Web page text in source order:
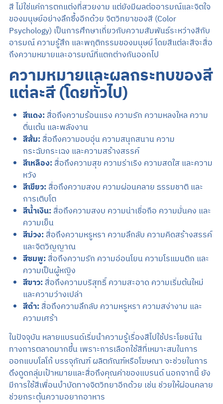
สี ไม่ใช่แค่การตกแต่งที่สวยงาม แต่ยังมีผลต่ออารมณ์และจิตใจ
ของมนุษย์อย่างลึกซึ้งอีกด้วย จิตวิทยาของสี (Color
Psychology) เป็นการศึกษาเกี่ยวกับความสัมพันธ์ระหว่างสีกับ
อารมณ์ ความรู้สึก และพฤติกรรมของมนุษย์ โดยสีแต่ละสีจะสื่อ
ถึงความหมายและอารมณ์ที่แตกต่างกันออกไป
ความหมายและผลกระทบของสี
แต่ละสี (โดยทั่วไป)
สีแดง: สื่อถึงความร้อนแรง ความรัก ความหลงใหล ความ
ตื่นเต้น และพลังงาน
สีส้ม: สื่อถึงความอบอุ่น ความสนุกสนาน ความ
กระฉับกระเฉง และความสร้างสรรค์
สีเหลือง: สื่อถึงความสุข ความร่าเริง ความสดใส และความ
หวัง
สีเขียว: สื่อถึงความสงบ ความผ่อนคลาย ธรรมชาติ และ
การเติบโต
สีน้ำเงิน: สื่อถึงความสงบ ความน่าเชื่อถือ ความมั่นคง และ
ความเย็น
สีม่วง: สื่อถึงความหรูหรา ความลึกลับ ความคิดสร้างสรรค์
และจิตวิญญาณ
สีชมพู: สื่อถึงความรัก ความอ่อนโยน ความโรแมนติก และ
ความเป็นผู้หญิง
สีขาว: สื่อถึงความบริสุทธิ์ ความสะอาด ความเริ่มต้นใหม่
และความว่างเปล่า
สีดำ: สื่อถึงความลึกลับ ความหรูหรา ความสง่างาม และ
ความเศร้า
ในปัจจุบัน หลายแบรนด์เริ่มนำความรู้เรื่องสีไปใช้ประโยชน์ใน
ทางการตลาดมากขึ้น เพราะการเลือกใช้สีที่เหมาะสมในการ
ออกแบบโลโก้ บรรจุภัณฑ์ ผลิตภัณฑ์หรือโฆษณา จะช่วยในการ
ดึงดูดกลุ่มเป้าหมายและสื่อถึงคุณค่าของแบรนด์ นอกจากนี้ ยัง
มีการใช้สีเพื่อนบำบัดทางจิตวิทยาอีกด้วย เช่น ช่วยให้ผ่อนคลาย
ช่วยกระตุ้นความอยากอาหาร